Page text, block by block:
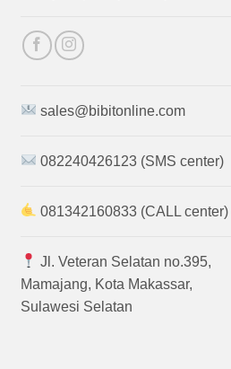
sales@bibitonline.com
082240426123 (SMS center)
081342160833 (CALL center)
Jl. Veteran Selatan no.395,
Mamajang, Kota Makassar,
Sulawesi Selatan